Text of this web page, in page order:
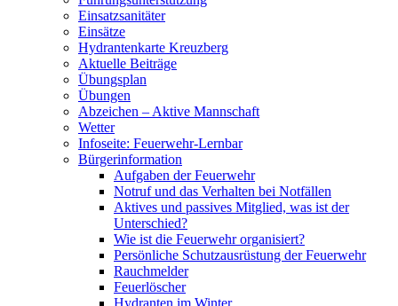
Einsatzsanitäter
Einsätze
Hydrantenkarte Kreuzberg
Aktuelle Beiträge
Übungsplan
Übungen
Abzeichen – Aktive Mannschaft
Wetter
Infoseite: Feuerwehr-Lernbar
Bürgerinformation
Aufgaben der Feuerwehr
Notruf und das Verhalten bei Notfällen
Aktives und passives Mitglied, was ist der
Unterschied?
Wie ist die Feuerwehr organisiert?
Persönliche Schutzausrüstung der Feuerwehr
Rauchmelder
Feuerlöscher
Hydranten im Winter